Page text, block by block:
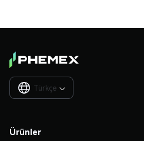
Türkçe 
Ürünler